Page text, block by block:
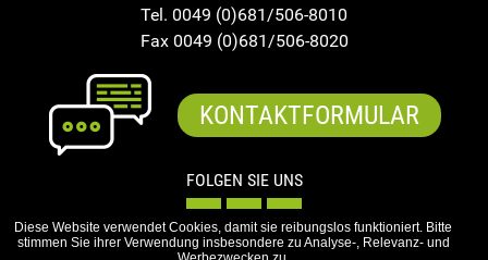
Diese Website verwendet Cookies, damit sie reibungslos funktioniert. Bitte
stimmen Sie ihrer Verwendung insbesondere zu Analyse-, Relevanz- und
Tel. 0049 (0)681/506-8010
Fax 0049 (0)681/506-8020
KONTAKTFORMULAR
FOLGEN SIE UNS